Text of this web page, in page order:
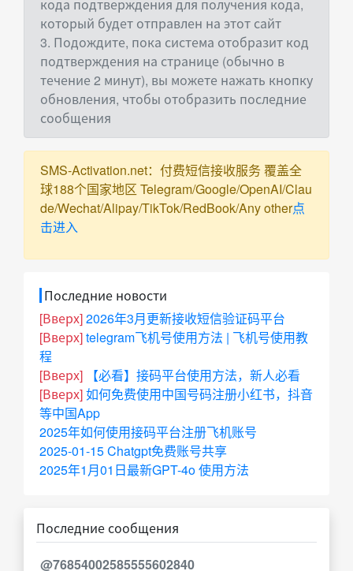
кода подтверждения для получения кода,
который будет отправлен на этот сайт
3. Подождите, пока система отобразит код
подтверждения на странице (обычно в
течение 2 минут), вы можете нажать кнопку
обновления, чтобы отобразить последние
сообщения
SMS-Activation.net：付费短信接收服务 覆盖全
球188个国家地区 Telegram/Google/OpenAI/Clau
de/Wechat/Alipay/TikTok/RedBook/Any other点
击进入
Последние новости
[Вверх]2026年3月更新接收短信验证码平台
[Вверх]telegram飞机号使用方法 | 飞机号使用教
程
[Вверх]
【必看】接码平台使用方法，新人必看
[Вверх]如何免费使用中国号码注册小红书，抖音
等中国App
2025年如何使用接码平台注册飞机账号
2025-01-15 Chatgpt免费账号共享
2025年1月01日最新GPT-4o 使用方法
Последние сообщения
@76854002585555602840